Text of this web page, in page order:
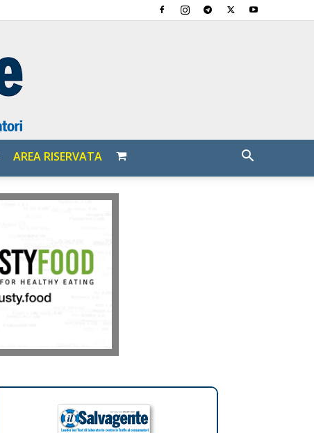
AREA RISERVATA